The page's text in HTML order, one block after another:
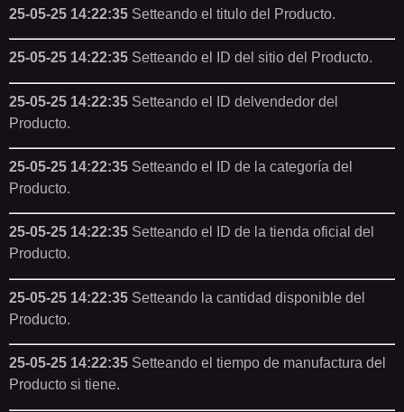
25-05-25 14:22:35 Setteando el titulo del Producto.
25-05-25 14:22:35 Setteando el ID del sitio del Producto.
25-05-25 14:22:35 Setteando el ID delvendedor del
Producto.
25-05-25 14:22:35 Setteando el ID de la categoría del
Producto.
25-05-25 14:22:35 Setteando el ID de la tienda oficial del
Producto.
25-05-25 14:22:35 Setteando la cantidad disponible del
Producto.
25-05-25 14:22:35 Setteando el tiempo de manufactura del
Producto si tiene.